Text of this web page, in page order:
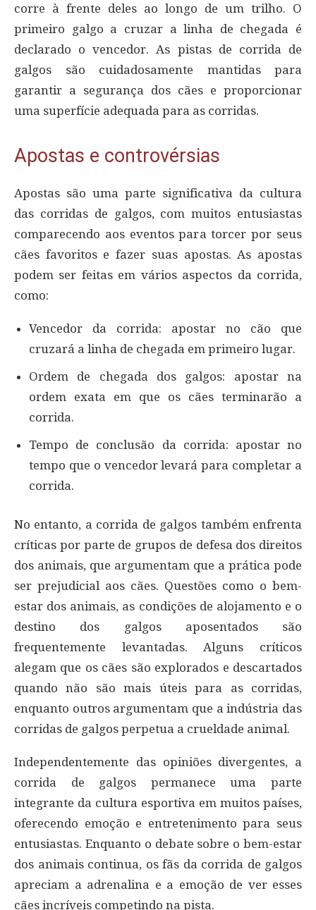
corre à frente deles ao longo de um trilho. O
primeiro galgo a cruzar a linha de chegada é
declarado o vencedor. As pistas de corrida de
galgos são cuidadosamente mantidas para
garantir a segurança dos cães e proporcionar
uma superfície adequada para as corridas.
Apostas e controvérsias
Apostas são uma parte significativa da cultura
das corridas de galgos, com muitos entusiastas
comparecendo aos eventos para torcer por seus
cães favoritos e fazer suas apostas. As apostas
podem ser feitas em vários aspectos da corrida,
como:
Vencedor da corrida: apostar no cão que
cruzará a linha de chegada em primeiro lugar.
Ordem de chegada dos galgos: apostar na
ordem exata em que os cães terminarão a
corrida.
Tempo de conclusão da corrida: apostar no
tempo que o vencedor levará para completar a
corrida.
No entanto, a corrida de galgos também enfrenta
críticas por parte de grupos de defesa dos direitos
dos animais, que argumentam que a prática pode
ser prejudicial aos cães. Questões como o bem-
estar dos animais, as condições de alojamento e o
destino dos galgos aposentados são
frequentemente levantadas. Alguns críticos
alegam que os cães são explorados e descartados
quando não são mais úteis para as corridas,
enquanto outros argumentam que a indústria das
corridas de galgos perpetua a crueldade animal.
Independentemente das opiniões divergentes, a
corrida de galgos permanece uma parte
integrante da cultura esportiva em muitos países,
oferecendo emoção e entretenimento para seus
entusiastas. Enquanto o debate sobre o bem-estar
dos animais continua, os fãs da corrida de galgos
apreciam a adrenalina e a emoção de ver esses
cães incríveis competindo na pista.